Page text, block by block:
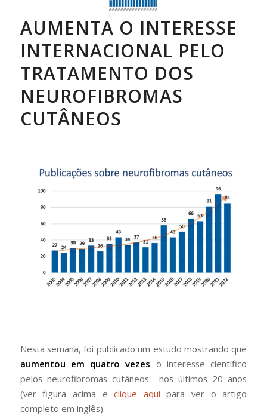
AUMENTA O INTERESSE
INTERNACIONAL PELO
TRATAMENTO DOS
NEUROFIBROMAS
CUTÂNEOS
Nesta semana, foi publicado um estudo mostrando que
aumentou em quatro vezes o interesse científico
pelos neurofibromas cutâneos nos últimos 20 anos
(ver figura acima eclique aqui para ver o artigo
completo em inglês).